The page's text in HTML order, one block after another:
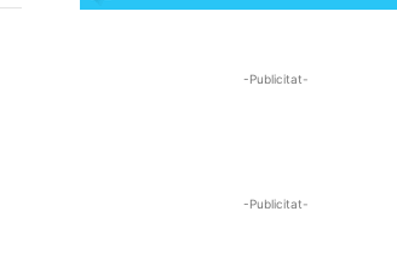
-Publicitat-
-Publicitat-